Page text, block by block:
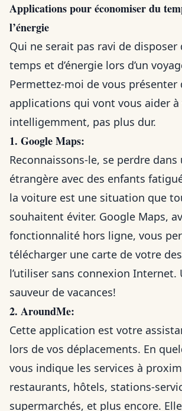
Applications pour économiser du
l’énergie
Qui ne serait pas ravi de disposer
temps et d’énergie lors d’un
Permettez-moi de vous présenter
applications qui vont vous aider à
intelligemment, pas plus dur.
1. Google Maps:
Reconnaissons-le, se perdre dans
étrangère avec des enfants
la voiture est une situation que
souhaitent éviter. Google Maps,
fonctionnalité hors ligne, vous
télécharger une carte de votre
l’utiliser sans connexion Internet.
sauveur de vacances!
2. AroundMe:
Cette application est votre
lors de vos déplacements. En
vous indique les services à
restaurants, hôtels, stations-
supermarchés, et plus encore.